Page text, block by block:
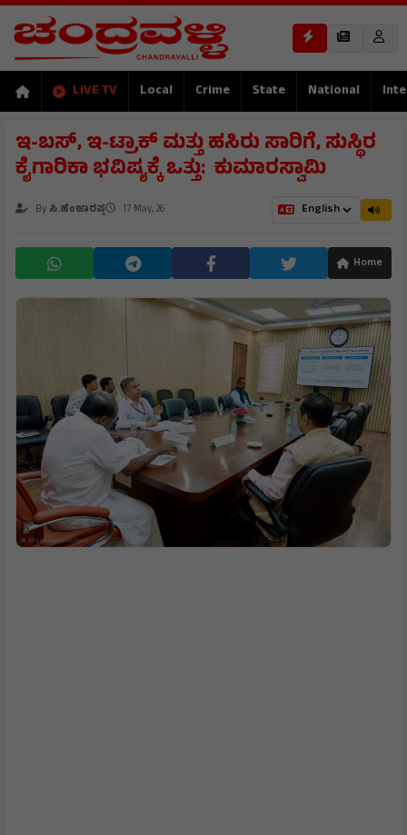
LIVE TV Local Crime State National
ಇ-ಬಸ್, ಇ-ಟ್ರಾಕ್ ಮತ್ತು ಹಸಿರು ಸಾರಿಗೆ, ಸುಸ್ಥಿರ
ಕೈಗಾರಿಕಾ ಭವಿಷ್ಯಕ್ಕೆ ಒತ್ತು: ಕುಮಾರಸ್ವಾಮಿ
By ಸಿ.ಹೆಂಜಾರಪ್ಪ 17 May, 26
Home